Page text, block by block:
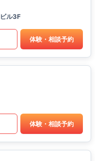
ル3F
体験・相談予約
体験・相談予約